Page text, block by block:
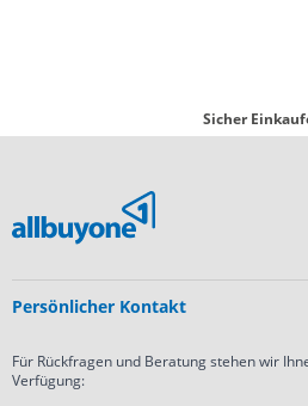
Sicher
Persönlicher Kontakt
Für Rückfragen und Beratung stehen wir
Verfügung: